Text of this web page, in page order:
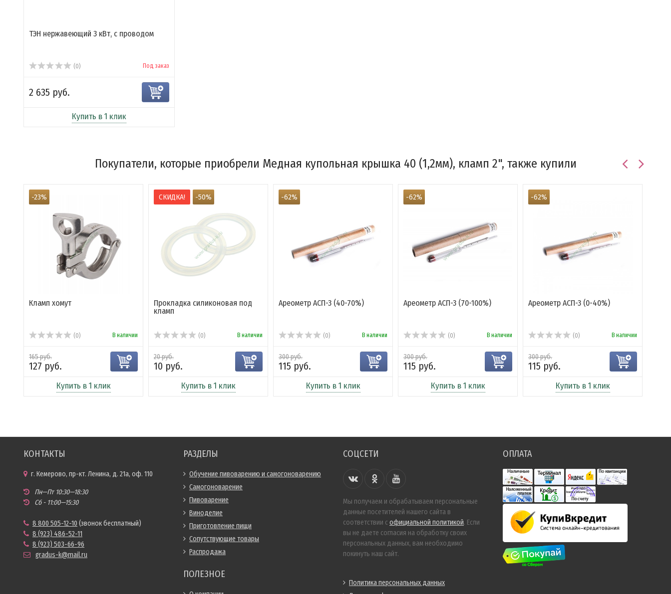
ТЭН нержавеющий 3 кВт, с проводом
(0) Под заказ
2 635 руб.
Купить в 1 клик
Покупатели, которые приобрели Медная купольная крышка 40 (1,2мм), кламп 2", также купили
-23%
Кламп хомут
(0) В наличии
165 руб.
127 руб.
Купить в 1 клик
СКИДКА! -50%
Прокладка силиконовая под
кламп
(0) В наличии
20 руб.
10 руб.
Купить в 1 клик
-62%
Ареометр АСП-3 (40-70%)
(0) В наличии
300 руб.
115 руб.
Купить в 1 клик
-62%
Ареометр АСП-3 (70-100%)
(0) В наличии
300 руб.
115 руб.
Купить в 1 клик
-62%
Ареометр АСП-3 (0-40%)
(0) В наличии
300 руб.
115 руб.
Купить в 1 клик
КОНТАКТЫ
г. Кемерово, пр-кт. Ленина, д. 21а, оф. 110
Пн—Пт 10:30—18:30
Сб - 11:00—15:30
8 800 505-12-10 (звонок бесплатный)
8 (923) 486-52-11
8 (923) 503-66-96
gradus-k@mail.ru
РАЗДЕЛЫ
Обучение пивоварению и самогоноварению
Самогоноварение
Пивоварение
Виноделие
Приготовление пищи
Сопутствующие товары
Распродажа
ПОЛЕЗНОЕ
СОЦСЕТИ
Мы получаем и обрабатываем персональные
данные посетителей нашего сайта в
соответствии с официальной политикой. Если
вы не даете согласия на обработку своих
персональных данных, вам необходимо
покинуть наш сайт.
Политика персональных данных
ОПЛАТА